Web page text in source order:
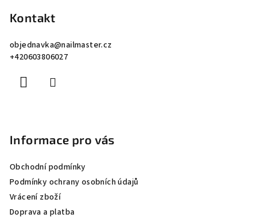
Kontakt
objednavka@nailmaster.cz
+420603806027
Informace pro vás
Obchodní podmínky
Podmínky ochrany osobních údajů
Vrácení zboží
Doprava a platba